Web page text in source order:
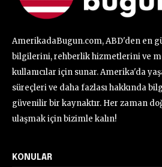
AmerikadaBugun.com, ABD'den en
bilgilerini, rehberlik hizmetlerini ve
kullanıcılar için sunar. Amerika'da
süreçleri ve daha fazlası hakkında
güvenilir bir kaynaktır. Her zaman
ulaşmak için bizimle kalın!
KONULAR